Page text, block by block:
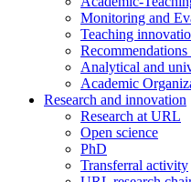
Monitoring and
Teaching
Analytical and
Academic
Research and innovation
Research at URL
Open science
PhD
Transferral activity